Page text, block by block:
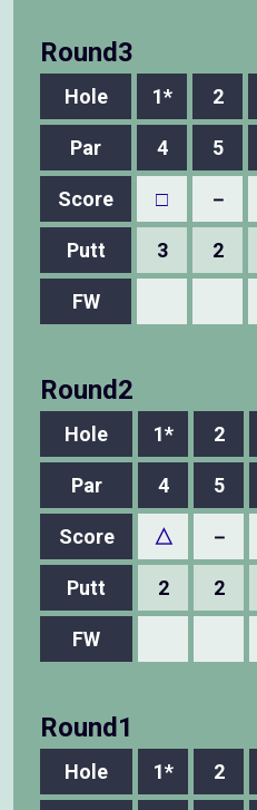
Round3
Hole 1* 2
Par
4 5
Score □ －
Putt 3 2
FW
Round2
Hole 1* 2
Par
4 5
Score △ －
Putt 2 2
FW
Round1
Hole 1* 2